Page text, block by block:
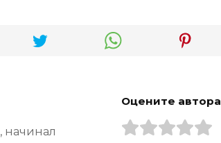
начинал
Оцените автора